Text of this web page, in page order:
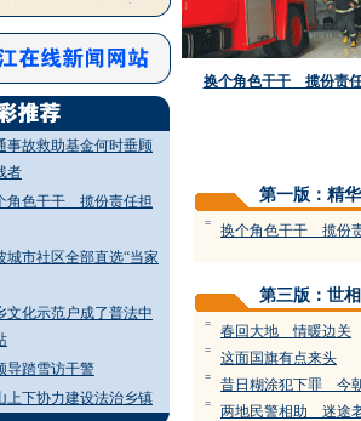
事故救助基金何时垂顾
者
角色干干 揽份责任担
城市社区全部直选“当家
文化示范户成了普法中
导踏雪访干警
上下协力建设法治乡镇
换个角色干干 揽份责
第一版：精
= 换个角色干干 揽份
第三版：世相
= 春回大地 情暖边关
= 这面国旗有点来头
= 昔日糊涂犯下罪 今
= 两地民警相助 迷途